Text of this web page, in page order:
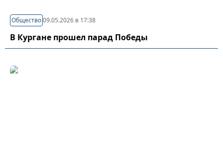
Общество09.05.2026 в 17:38
В Кургане прошел парад Победы